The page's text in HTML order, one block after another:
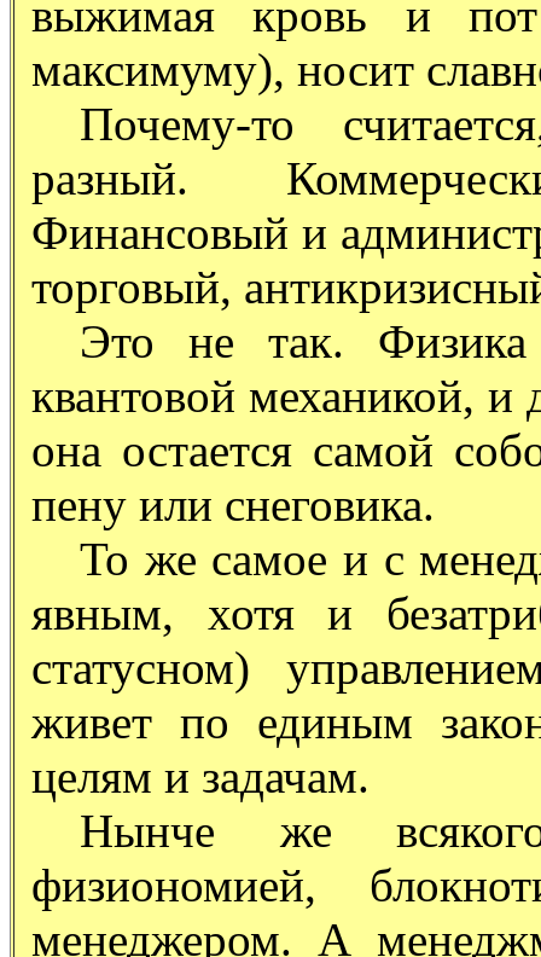
выжимая кровь и
максимуму), носит
Почему-то
разный.
Финансовый и
торговый,
Это не так.
квантовой механикой,
она остается самой
пену или снеговика.
То же самое и с
явным, хотя и
статусном)
живет по единым
целям и задачам.
Нынче же
физиономией,
менеджером. А